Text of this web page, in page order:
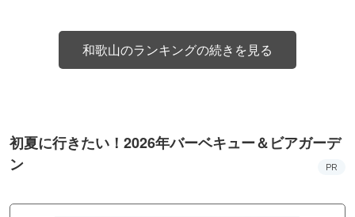
和歌山のランキングの続きを見る
初夏に行きたい！2026年バーベキュー＆ビアガーデ
ン
PR